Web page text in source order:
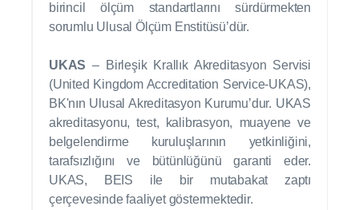
birincil ölçüm standartlarını sürdürmekten
sorumlu Ulusal Ölçüm Enstitüsü’dür.
UKAS – Birleşik Krallık Akreditasyon Servisi
(United Kingdom Accreditation Service-UKAS),
BK'nın Ulusal Akreditasyon Kurumu’dur. UKAS
akreditasyonu, test, kalibrasyon, muayene ve
belgelendirme kuruluşlarının yetkinliğini,
tarafsızlığını ve bütünlüğünü garanti eder.
UKAS, BEIS ile bir mutabakat zaptı
çerçevesinde faaliyet göstermektedir.